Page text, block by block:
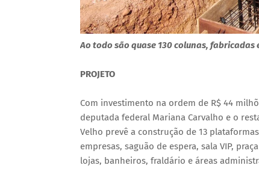
Ao todo são quase 130 colunas,
PROJETO
Com investimento na ordem de R$ 44
deputada federal Mariana Carvalho e o
Velho prevê a construção de 13
empresas, saguão de espera, sala VIP,
lojas, banheiros, fraldário e áreas